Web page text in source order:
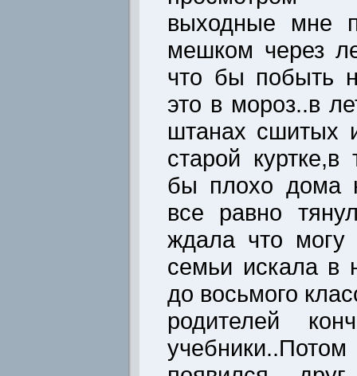
выходные мне
мешком через
что бы побыть
это в мороз..в
штанах сшитых
старой
бы плохо дома
все равно
ждала что могу
семьи искала в
до восьмого
родителей